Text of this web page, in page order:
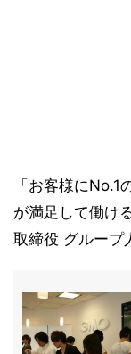
「お客様に
が満足して働け
取締役 グループ